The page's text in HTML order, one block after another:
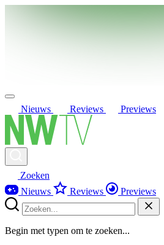
Nieuws Reviews Previews
Zoeken
Nieuws
Reviews Previews
Begin met typen om te zoeken...